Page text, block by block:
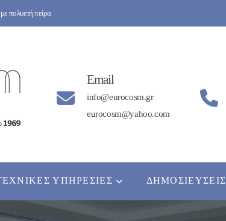
πολυετή πείρα
Email
info@eurocosm.gr
eurocosm@yahoo.com
ΥΠΗΡΕΣΊΕΣ ΔΗΜΟΣΙΕΎΣΕΙΣ